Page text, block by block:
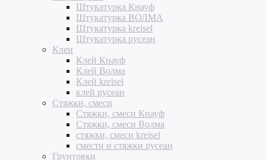
Штукатурка Кнауф
Штукатурка ВОЛМА
Штукатурка kreisel
Штукатурка русеан
Клеи
Клей Кнауф
Клей Волма
Клей kreisel
клей русеан
Стяжки, смеси
Стяжки, смеси Кнауф
Стяжки, смеси Волма
стяжки, смеси kreisel
смести и стяжки русеан
Грунтовки